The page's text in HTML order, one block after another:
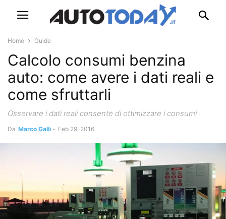
Home Guide
Calcolo consumi benzina
auto: come avere i dati reali e
come sfruttarli
Osservare i dati reali consente di ottimizzare i consumi
Da Marco Galli - Feb 29, 2016